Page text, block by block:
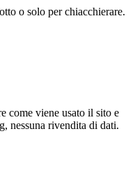
o solo per chiacchierare.
come viene usato il sito e
nessuna rivendita di dati.